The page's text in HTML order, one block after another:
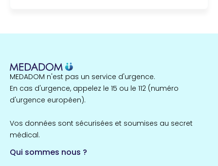
MEDADOM n'est pas un service d'urgence.
En cas d'urgence, appelez le 15 ou le 112 (numéro
d'urgence européen).
Vos données sont sécurisées et soumises au secret
médical.
Qui sommes nous ?